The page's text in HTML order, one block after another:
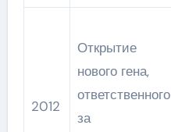
2012
Открытие
нового гена,
ответственного
за